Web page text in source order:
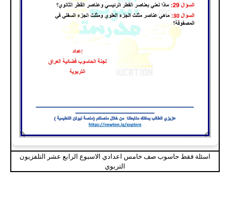
اسئلة فقط حاسوب صف خامس اعدادي الاسبوع الرابع عشر التلفزيون
التربوي